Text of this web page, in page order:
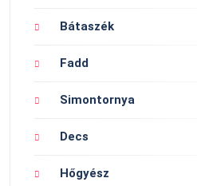
Bátaszék
Fadd
Simontornya
Decs
Hőgyész